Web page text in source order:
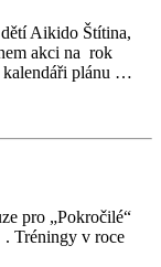
Aikido Štítina,
akci na rok
plánu …
pro „Pokročilé“
Tréningy v roce